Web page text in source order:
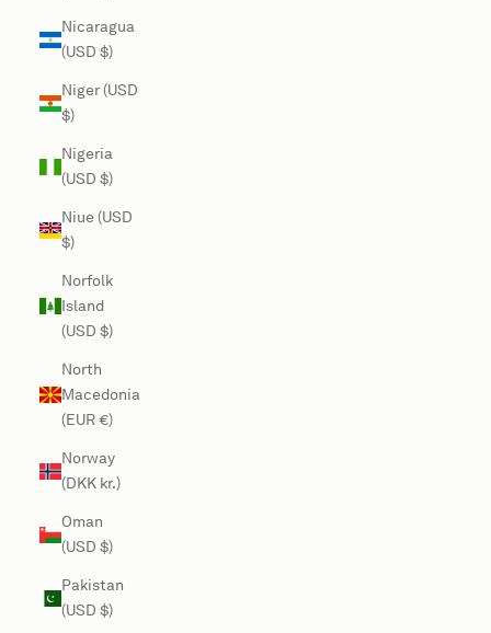
Nicaragua
(USD $)
Niger (USD
$)
Nigeria
(USD $)
Niue (USD
$)
Norfolk
Island
(USD $)
North
Macedonia
(EUR €)
Norway
(DKK kr.)
Oman
(USD $)
Pakistan
(USD $)